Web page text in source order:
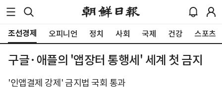
조선경제 오피니언 정치 사회 국제 건강 스포츠
구글·애플의 '앱장터 통행세' 세계 첫 금지
'인앱결제 강제' 금지법 국회 통과